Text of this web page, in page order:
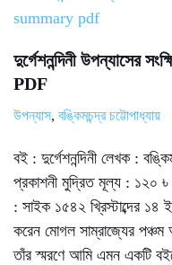
দুর্গেশনন্দিনী উপন্যাসের
PDF
উপন্যাস, বঙ্কিমচন্দ্র চট্টোপাধ্যায়
বই : দুর্গেশনন্দিনী লেখক :
প্রকাশনী মুদ্রিত মূল্য : ১২০ ৳
: সাইক ১৫৪২ খ্রিস্টাব্দের ১৪
করেন মোগল সাম্রাজ্যের
তাঁর স্মরণে আমি এমন একটি